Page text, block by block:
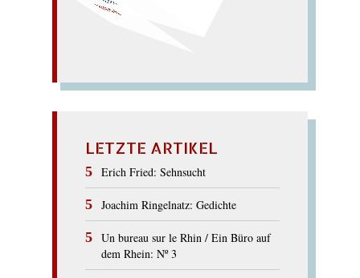
PAAR
mit Rat und Tat parat:
LETZTE ARTIKEL
Erich Fried: Sehnsucht
Joachim Ringelnatz: Gedichte
Un bureau sur le Rhin / Ein Büro auf
dem Rhein: Nº 3